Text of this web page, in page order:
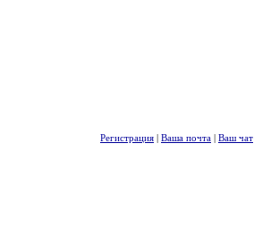
Регистрация | Ваша почта | Ваш чат